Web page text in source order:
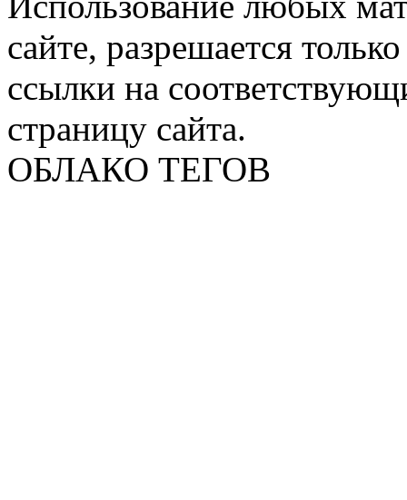
сайте, разрешается
ссылки на
страницу сайта.
ОБЛАКО ТЕГОВ